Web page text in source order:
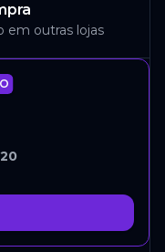
em outras lojas